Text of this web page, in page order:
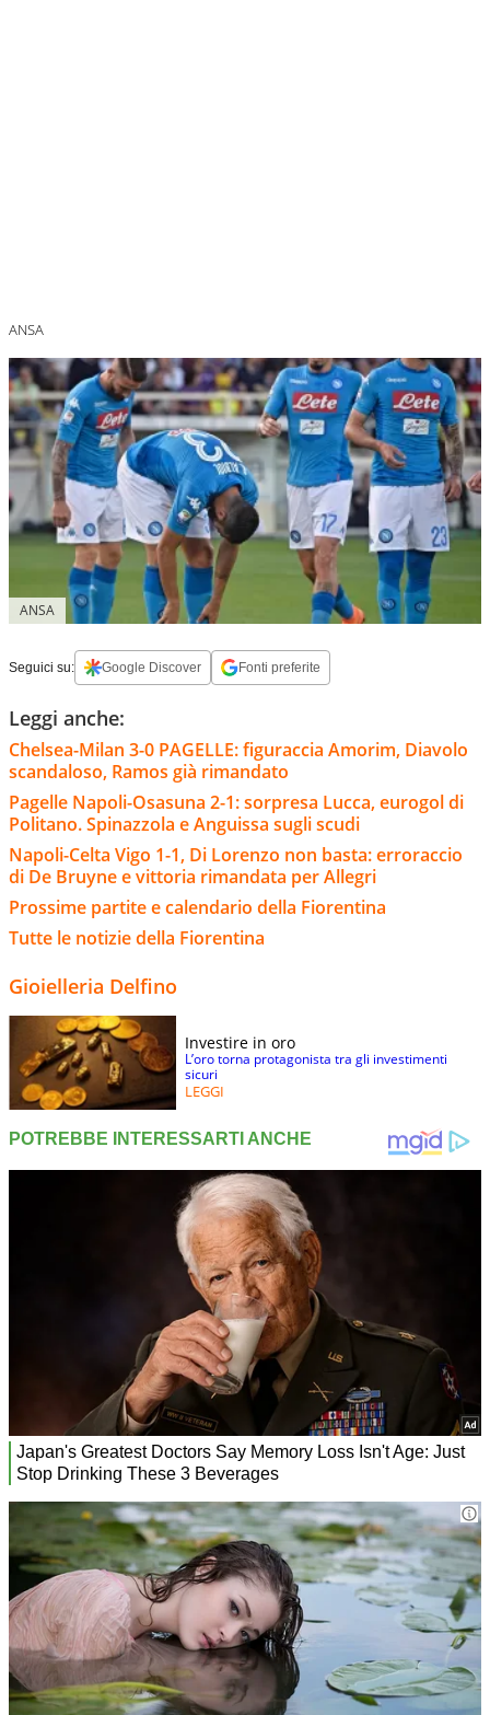
ANSA
ANSA
Seguici su: Google Discover Fonti preferite
Leggi anche:
Chelsea-Milan 3-0 PAGELLE: figuraccia Amorim, Diavolo
scandaloso, Ramos già rimandato
Pagelle Napoli-Osasuna 2-1: sorpresa Lucca, eurogol di
Politano. Spinazzola e Anguissa sugli scudi
Napoli-Celta Vigo 1-1, Di Lorenzo non basta: erroraccio
di De Bruyne e vittoria rimandata per Allegri
Prossime partite e calendario della Fiorentina
Tutte le notizie della Fiorentina
Gioielleria Delfino
Investire in oro
L’oro torna protagonista tra gli investimenti
sicuri
LEGGI